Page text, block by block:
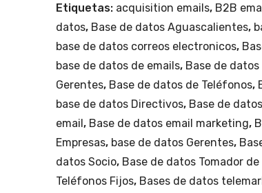
de
Aguascalientes
y
Estado
cantidad
Etiquetas: acquisition emails, B2B
datos, Base de datos Aguascalientes,
base de datos correos electronicos,
base de datos de emails, Base de
Gerentes, Base de datos de Teléfonos,
base de datos Directivos, Base de
email , Base de datos email marketing,
Empresas, base de datos Gerentes,
datos Socio, Base de datos Tomador
Teléfonos Fijos, Bases de datos